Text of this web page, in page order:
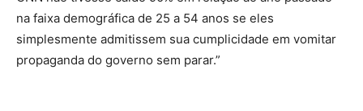
na faixa demográfica de 25 a 54 anos se eles
simplesmente admitissem sua cumplicidade em vomitar
propaganda do governo sem parar.”